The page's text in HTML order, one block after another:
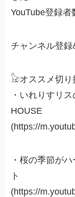
YouTube登録
チャンネル登録
𓃠‪オススメ切
・いれりすリ
HOUSE
(https://
・桜の季節が
ト
(https://